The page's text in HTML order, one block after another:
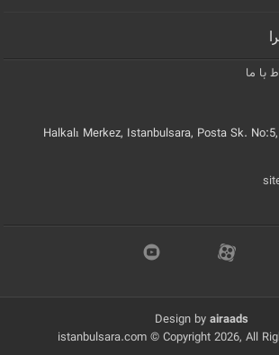
با ما
Halkalı Merkez, Istanbulsara, Posta Sk.
Design byairaads
istanbulsara.com © Copyright 2026, All